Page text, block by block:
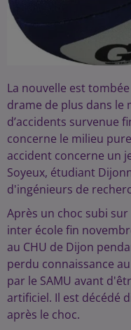
La nouvelle est
drame de plus dans le
d’accidents survenue
concerne le milieu
accident concerne un
Soyeux, étudiant
d'ingénieurs de
Après un choc subi
inter école fin
au CHU de Dijon
perdu connaissance
par le SAMU avant
artificiel. Il est décédé
après le choc.